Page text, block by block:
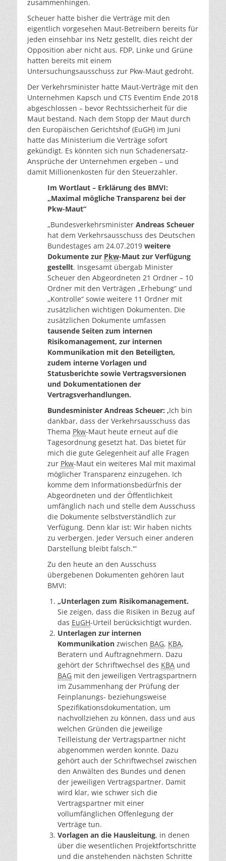
zusammenhingen.
Scheuer hatte bisher die Verträge mit den
eigentlich vorgesehen Maut-Betreibern bereits für
jeden einsehbar ins Netz gestellt, dies reicht der
Opposition aber nicht aus. FDP, Linke und Grüne
hatten bereits mit einem
Untersuchungsausschuss zur Pkw-Maut gedroht.
Der Verkehrsminister hatte Maut-Verträge mit den
Unternehmen Kapsch und CTS Eventim Ende 2018
abgeschlossen – bevor Rechtssicherheit für die
Maut bestand. Nach dem Stopp der Maut durch
den Europäischen Gerichtshof (EuGH) im Juni
hatte das Ministerium die Verträge sofort
gekündigt. Es könnten sich nun Schadenersatz-
Ansprüche der Unternehmen ergeben – und
damit Millionenkosten für den Steuerzahler.
Im Wortlaut – Erklärung des BMVI:
„Maximal mögliche Transparenz bei der
Pkw-Maut“
„Bundesverkehrsminister Andreas Scheuer
hat dem Verkehrsausschuss des Deutschen
Bundestages am 24.07.2019 weitere
Dokumente zur Pkw-Maut zur Verfügung
gestellt. Insgesamt übergab Minister
Scheuer den Abgeordneten 21 Ordner – 10
Ordner mit den Verträgen „Erhebung“ und
„Kontrolle“ sowie weitere 11 Ordner mit
zusätzlichen wichtigen Dokumenten. Die
zusätzlichen Dokumente umfassen
tausende Seiten zum internen
Risikomanagement, zur internen
Kommunikation mit den Beteiligten,
zudem interne Vorlagen und
Statusberichte sowie Vertragsversionen
und Dokumentationen der
Vertragsverhandlungen.
Bundesminister Andreas Scheuer: ‚Ich bin
dankbar, dass der Verkehrsausschuss das
Thema Pkw-Maut heute erneut auf die
Tagesordnung gesetzt hat. Das bietet für
mich die gute Gelegenheit auf alle Fragen
zur Pkw-Maut ein weiteres Mal mit maximal
möglicher Transparenz einzugehen. Ich
komme dem Informationsbedürfnis der
Abgeordneten und der Öffentlichkeit
umfänglich nach und stelle dem Ausschuss
die Dokumente selbstverständlich zur
Verfügung. Denn klar ist: Wir haben nichts
zu verbergen. Jeder Versuch einer anderen
Darstellung bleibt falsch.'“
Zu den heute an den Ausschuss
übergebenen Dokumenten gehören laut
BMVI:
„Unterlagen zum Risikomanagement.
Sie zeigen, dass die Risiken in Bezug auf
das EuGH-Urteil berücksichtigt wurden.
Unterlagen zur internen
Kommunikation zwischen BAG, KBA,
Beratern und Auftragnehmern. Dazu
gehört der Schriftwechsel des KBA und
BAG mit den jeweiligen Vertragspartnern
im Zusammenhang der Prüfung der
Feinplanungs- beziehungsweise
Spezifikationsdokumentation, um
nachvollziehen zu können, dass und aus
welchen Gründen die jeweilige
Teilleistung der Vertragspartner nicht
abgenommen werden konnte. Dazu
gehört auch der Schriftwechsel zwischen
den Anwälten des Bundes und denen
der jeweiligen Vertragspartner. Damit
wird klar, wie schwer sich die
Vertragspartner mit einer
vollumfänglichen Offenlegung der
Verträge tun.
Vorlagen an die Hausleitung, in denen
über die wesentlichen Projektfortschritte
und die anstehenden nächsten Schritte